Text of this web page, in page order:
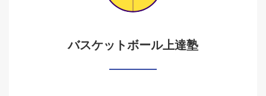
バスケットボール上達塾